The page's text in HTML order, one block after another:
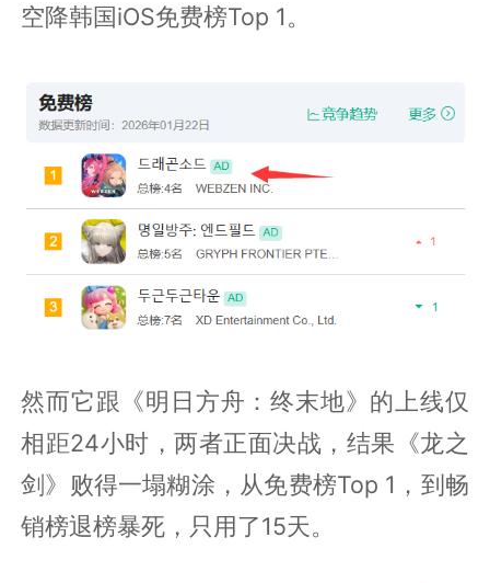
空降韩国iOS免费榜Top 1。
然而它跟《明日方舟：终末地》的上线仅
相距24小时，两者正面决战，结果《龙之
剑》败得一塌糊涂，从免费榜Top 1，到畅
销榜退榜暴死，只用了15天。